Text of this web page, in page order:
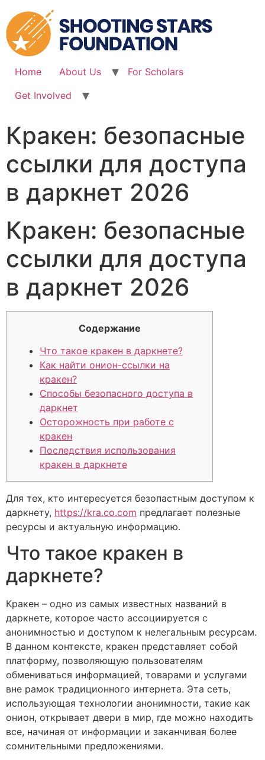
to
content
Home About Us
For Scholars
Get Involved
Кракен: безопасные
ссылки для доступа
в даркнет 2026
Кракен: безопасные
ссылки для доступа
в даркнет 2026
Содержание
Что такое кракен в даркнете?
Как найти онион-ссылки на
кракен?
Способы безопасного доступа в
даркнет
Осторожность при работе с
кракен
Последствия использования
кракен в даркнете
Для тех, кто интересуется безопастным доступом к
даркнету, https://kra.co.com предлагает полезные
ресурсы и актуальную информацию.
Что такое кракен в
даркнете?
Кракен – одно из самых известных названий в
даркнете, которое часто ассоциируется с
анонимностью и доступом к нелегальным ресурсам.
В данном контексте, кракен представляет собой
платформу, позволяющую пользователям
обмениваться информацией, товарами и услугами
вне рамок традиционного интернета. Эта сеть,
использующая технологии анонимности, такие как
онион, открывает двери в мир, где можно находить
все, начиная от информации и заканчивая более
сомнительными предложениями.